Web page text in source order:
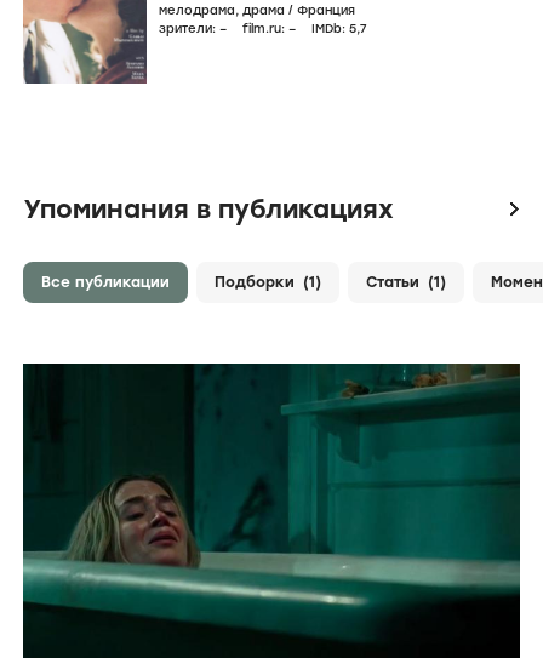
мелодрама, драма / Франция
зрители: – film.ru: – IMDb: 5,7
Упоминания в публикациях icon
Все публикации Подборки (1) Статьи (1)